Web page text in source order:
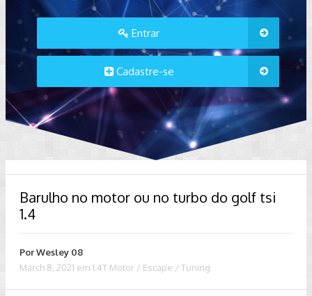
Entrar
Cadastre-se
Barulho no motor ou no turbo do golf tsi
1.4
PorWesley 08
March 8, 2021 em1.4T Motor / Escape / Tuning